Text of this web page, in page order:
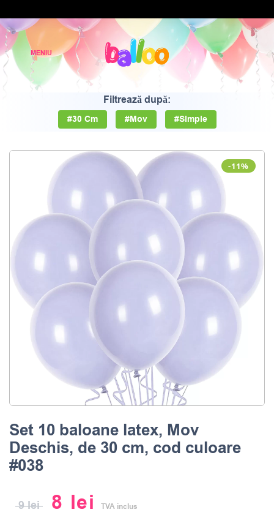
Filtrează după:
#30 Cm #Mov #Simple
-11%
Set 10 baloane latex, Mov
Deschis, de 30 cm, cod culoare
#038
9lei 8 lei TVA inclus